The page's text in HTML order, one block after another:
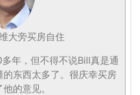
大旁买房自住
年，但不得不说Bill真是通
东西太多了。很庆幸买房
的意见。